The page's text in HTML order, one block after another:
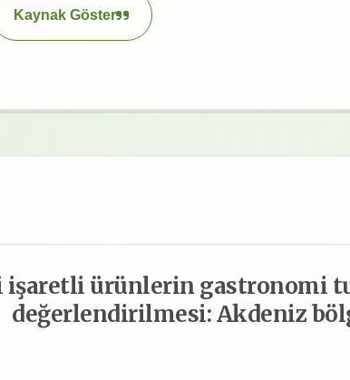
Kaynak Göster
işaretli ürünlerin gastronomi
değerlendirilmesi: Akdeniz